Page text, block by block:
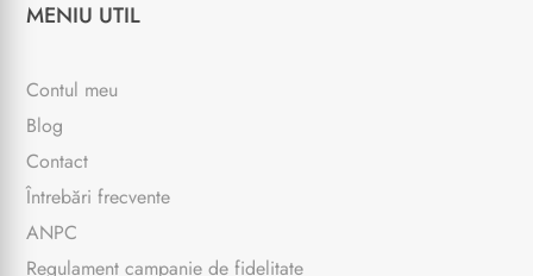
MENIU UTIL
Contul meu
Blog
Contact
Întrebări frecvente
ANPC
Regulament campanie de fidelitate